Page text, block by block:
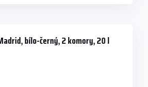
bílo-černý, 2 komory, 20 l